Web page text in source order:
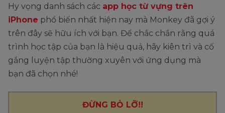
Hy vọng danh sách các app học từ vựng trên
iPhone phổ biến nhất hiện nay mà Monkey đã gợi ý
trên đây sẽ hữu ích với bạn. Để chắc chắn rằng quá
trình học tập của bạn là hiệu quả, hãy kiên trì và cố
gắng luyện tập thường xuyên với ứng dụng mà
bạn đã chọn nhé!
ĐỪNG BỎ LỠ!!